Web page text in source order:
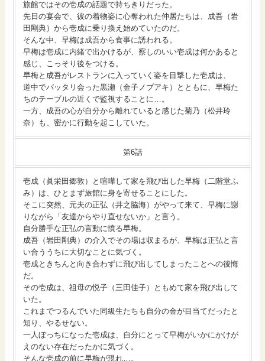
旅館ではその壱成の話題で持ちきりだった。
先日の宴会で、彼の着物姿に心奪われた仲居たちは、成吾（岩
田剛典）から壱成に乗り換え始めていたのだ。
そんな中、早梅は成吾から食事に誘われる。
早梅は壱成に内緒で出かけるが、察しのいい壱成は何かあると
感じ、こっそり後をつける。
早梅と成吾がレストランに入っていく姿を目撃した壱成は、
道中でバッタリ会った黒瀬（金子ノブアキ）とともに、早梅た
ちのテーブルの近くで監視することに…。
一方、成吾の心が自分から離れていると感じた菊乃（松井玲
奈）も、密かに行動を起こしていた。
第6話
壱成（眞栄田郷敦）と喧嘩して家を飛び出した早梅（二階堂ふ
み）は、ひとまず旅館に身を寄せることにした。
そこに突然、元夫の正弘（井之脇海）がやって来て、早梅に謝
りながら「友達からやり直せないか」と言う。
自分勝手な正弘の言動に憤る早梅。
成吾（岩田剛典）の介入でその場は収まるが、早梅は正弘と言
い合ううちに大切なことに気づく。
壱成ときちんと向き合わずに飛び出してしまったことへの後悔
だ。
その壱成は、祖母の悦子（三田佳子）ともめて家を飛び出して
いた。
これまでつるんでいた同級生たちも自分の金が目当てだったと
知り、やるせない。
一人ぼっちになった壱成は、自分にとって早梅がいかにかけが
えのない存在だったかに気づく。
そんな壱成の前に早梅が現れ…。